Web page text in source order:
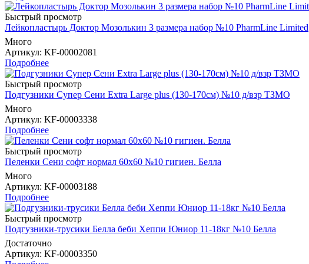
Быстрый просмотр
Лейкопластырь Доктор Мозолькин 3 размера набор №10 PharmLine Limited
Много
Артикул: KF-00002081
Подробнее
Быстрый просмотр
Подгузники Супер Сени Extra Large plus (130-170см) №10 д/взр ТЗМО
Много
Артикул: KF-00003338
Подробнее
Быстрый просмотр
Пеленки Сени софт нормал 60х60 №10 гигиен. Белла
Много
Артикул: KF-00003188
Подробнее
Быстрый просмотр
Подгузники-трусики Белла беби Хеппи Юниор 11-18кг №10 Белла
Достаточно
Артикул: KF-00003350